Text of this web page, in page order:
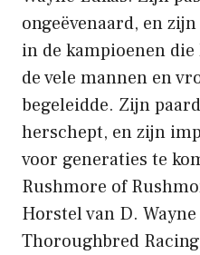
ongeëvenaard, en
in de kampioenen
de vele mannen en
begeleidde. Zijn
herschept, en zijn
voor generaties te
Rushmore of
Horstel van D.
Thoroughbred